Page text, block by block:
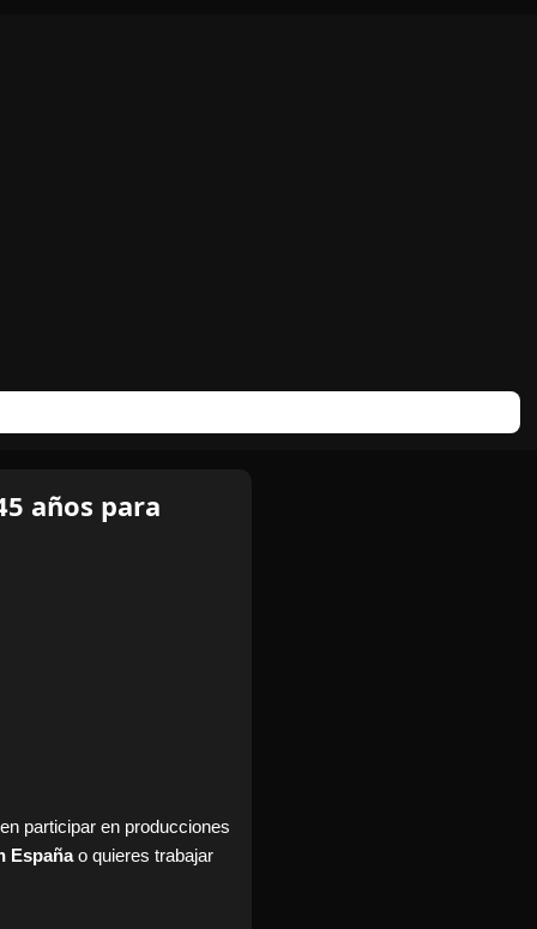
años para
participar en producciones
Españao quieres trabajar